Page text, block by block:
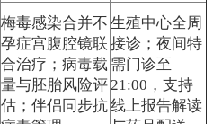
梅毒感染合并不
孕症宫腹腔镜联
合治疗；病毒载
量与胚胎风险评
估；伴侣同步抗
生殖中心全周
接诊；夜间特
需门诊至
21:00，支持
线上报告解读